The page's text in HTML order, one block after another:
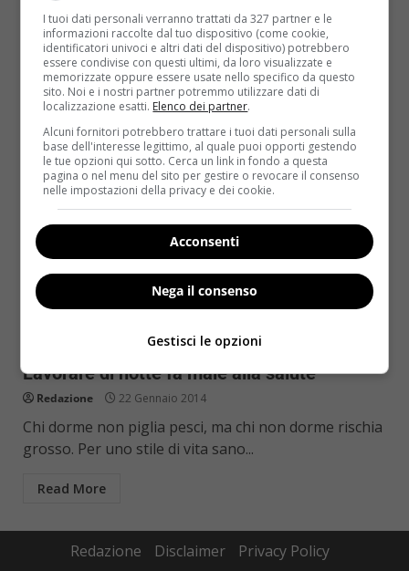
Andare a dormire tardi, svegliarsi molto presto al
mattino, lavorare di notte, soffrire d’insonnia, sentire
caldo: tante...
Read More
Lavorare di notte fa male alla salute
Redazione 22 Gennaio 2014
Chi dorme non piglia pesci, ma chi non dorme rischia
grosso. Per uno stile di vita sano...
Read More
Redazione Disclaimer Privacy Policy
I tuoi dati personali verranno trattati da 327 partner e le
informazioni raccolte dal tuo dispositivo (come cookie,
identificatori univoci e altri dati del dispositivo) potrebbero
essere condivise con questi ultimi, da loro visualizzate e
memorizzate oppure essere usate nello specifico da questo
sito. Noi e i nostri partner potremmo utilizzare dati di
localizzazione esatti. Elenco dei partner.
Alcuni fornitori potrebbero trattare i tuoi dati personali sulla
base dell'interesse legittimo, al quale puoi opporti gestendo
le tue opzioni qui sotto. Cerca un link in fondo a questa
pagina o nel menu del sito per gestire o revocare il consenso
nelle impostazioni della privacy e dei cookie.
Acconsenti
Nega il consenso
Gestisci le opzioni